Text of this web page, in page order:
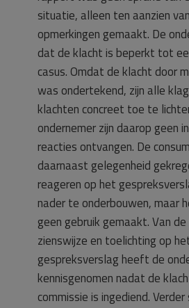
situatie, alleen ten aanzien
opmerkingen gemaakt. De
dat de klacht is beperkt tot
casus. Omdat de klacht door
was ondertekend, zijn alle
klachten concreet toe te
ondernemer zijn daarop geen
reacties ontvangen. De
daarnaast gelegenheid
reageren op het
nader te onderbouwen, maar
geen gebruik gemaakt. Van
zienswijze en toelichting op
gespreksverslag heeft de
kennisgenomen nadat de
commissie is ingediend.